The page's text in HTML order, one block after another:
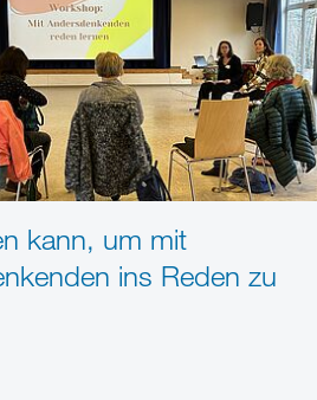
kann, um mit
ins Reden zu